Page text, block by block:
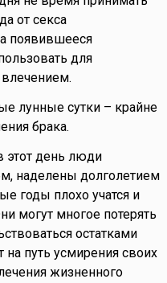
от секса
а появившееся
для
лунные сутки – крайне
брака.
день люди
наделены долголетием
годы плохо учатся и
могут многое потерять
остатками
на путь усмирения своих
жизненного